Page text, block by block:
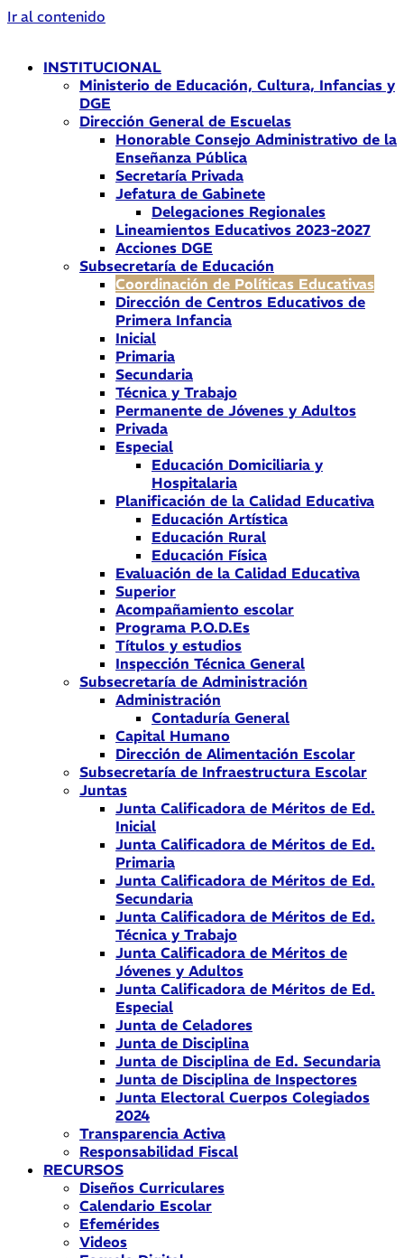
Ir al contenido
INSTITUCIONAL
Ministerio de Educación, Cultura, Infancias y
DGE
Dirección General de Escuelas
Honorable Consejo Administrativo de la
Enseñanza Pública
Secretaría Privada
Jefatura de Gabinete
Delegaciones Regionales
Lineamientos Educativos 2023-2027
Acciones DGE
Subsecretaría de Educación
Coordinación de Políticas Educativas
Dirección de Centros Educativos de
Primera Infancia
Inicial
Primaria
Secundaria
Técnica y Trabajo
Permanente de Jóvenes y Adultos
Privada
Especial
Educación Domiciliaria y
Hospitalaria
Planificación de la Calidad Educativa
Educación Artística
Educación Rural
Educación Física
Evaluación de la Calidad Educativa
Superior
Acompañamiento escolar
Programa P.O.D.Es
Títulos y estudios
Inspección Técnica General
Subsecretaría de Administración
Administración
Contaduría General
Capital Humano
Dirección de Alimentación Escolar
Subsecretaría de Infraestructura Escolar
Juntas
Junta Calificadora de Méritos de Ed.
Inicial
Junta Calificadora de Méritos de Ed.
Primaria
Junta Calificadora de Méritos de Ed.
Secundaria
Junta Calificadora de Méritos de Ed.
Técnica y Trabajo
Junta Calificadora de Méritos de
Jóvenes y Adultos
Junta Calificadora de Méritos de Ed.
Especial
Junta de Celadores
Junta de Disciplina
Junta de Disciplina de Ed. Secundaria
Junta de Disciplina de Inspectores
Junta Electoral Cuerpos Colegiados
2024
Transparencia Activa
Responsabilidad Fiscal
RECURSOS
Diseños Curriculares
Calendario Escolar
Efemérides
Videos